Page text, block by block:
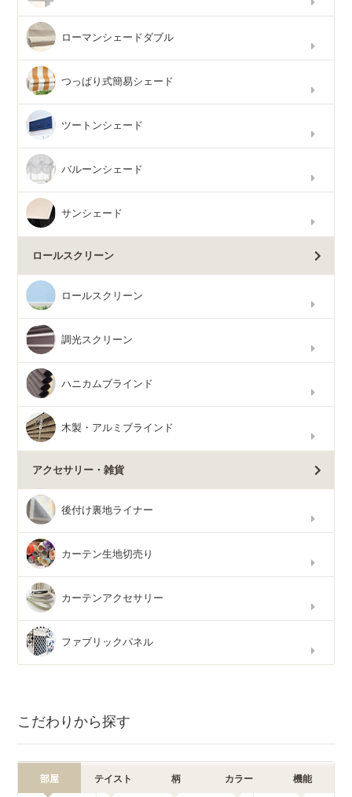
ローマンシェードダブル
つっぱり式簡易シェード
ツートンシェード
バルーンシェード
サンシェード
ロールスクリーン
ロールスクリーン
調光スクリーン
ハニカムブラインド
木製・アルミブラインド
アクセサリー・雑貨
後付け裏地ライナー
カーテン生地切売り
カーテンアクセサリー
ファブリックパネル
こだわりから探す
部屋 テイスト 柄 カラー 機能